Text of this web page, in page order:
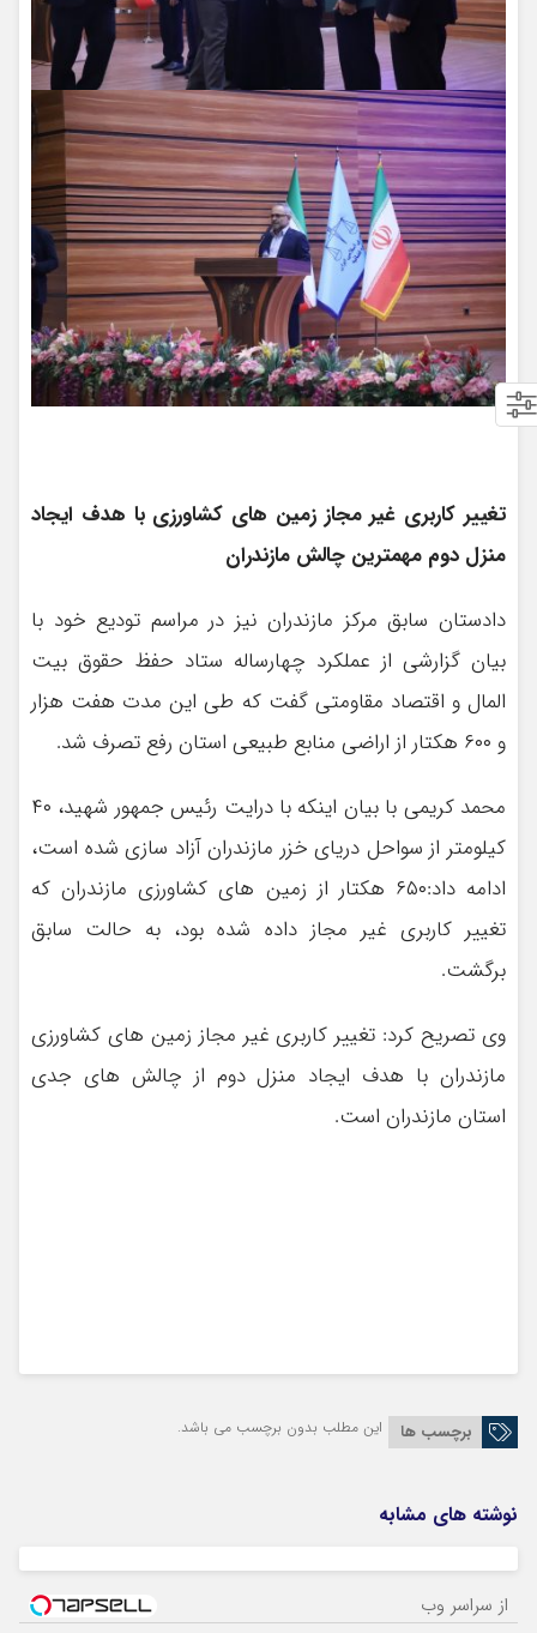
تغییر کاربری غیر مجاز زمین های کشاورزی با هدف ایجاد
منزل دوم مهمترین چالش مازندران
دادستان سابق مرکز مازندران نیز در مراسم تودیع خود با
بیان گزارشی از عملکرد چهارساله ستاد حفظ حقوق بیت
المال و اقتصاد مقاومتی گفت که طی این مدت هفت هزار
و ۶۰۰ هکتار از اراضی منابع طبیعی استان رفع تصرف شد.
محمد کریمی با بیان اینکه با درایت رئیس جمهور شهید، ۴۰
کیلومتر از سواحل دریای خزر مازندران آزاد سازی شده است،
ادامه داد:۶۵۰ هکتار از زمین های کشاورزی مازندران که
تغییر کاربری غیر مجاز داده شده بود، به حالت سابق
برگشت.
وی تصریح کرد: تغییر کاربری غیر مجاز زمین های کشاورزی
مازندران با هدف ایجاد منزل دوم از چالش های جدی
استان مازندران است.
برچسب ها این مطلب بدون برچسب می باشد.
نوشته های مشابه
از سراسر وب